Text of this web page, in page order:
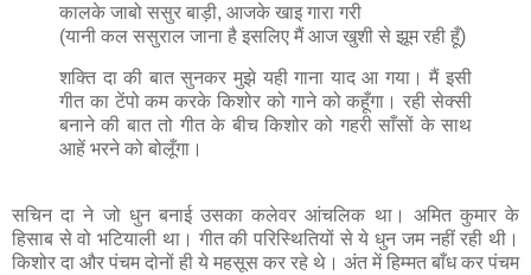
कालके जाबो ससुर बाड़ी, आजके खाइ गारा गरी
(यानी कल ससुराल जाना है इसलिए मैं आज खुशी से झूम रही हूँ)
शक्ति दा की बात सुनकर मुझे यही गाना याद आ गया। मैं इसी
गीत का टेंपो कम करके किशोर को गाने को कहूँगा। रही सेक्सी
बनाने की बात तो गीत के बीच किशोर को गहरी साँसों के साथ
आहें भरने को बोलूँगा।
सचिन दा ने जो धुन बनाई उसका कलेवर आंचलिक था। अमित कुमार के
हिसाब से वो भटियाली था। गीत की परिस्थितियों से ये धुन जम नहीं रही थी।
किशोर दा और पंचम दोनों ही ये महसूस कर रहे थे। अंत में हिम्मत बाँध कर पंचम